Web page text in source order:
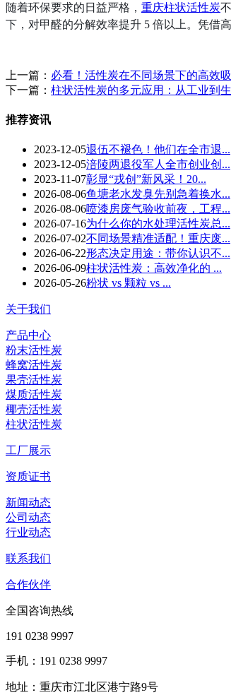
随着环保要求的日益严格， 重庆柱状活性炭
下，对甲醛的分解效率提升 5 倍以上。凭借
上一篇： 必看！活性炭在不同场景下的高效
下一篇： 柱状活性炭的多元应用：从工业到
推荐资讯
2023-12-05退伍不褪色！他们在全市退...
2023-12-05涪陵两退役军人全市创业创...
2023-11-07彰显“戎创”新风采！20...
2026-08-06鱼塘老水发臭先别急着换水...
2026-08-06喷漆房废气验收前夜，工程...
2026-07-16为什么你的水处理活性炭总...
2026-07-02不同场景精准适配！重庆废...
2026-06-22形态决定用途：带你认识不...
2026-06-09柱状活性炭：高效净化的 ...
2026-05-26粉状 vs 颗粒 vs ...
关于我们
产品中心
粉末活性炭
蜂窝活性炭
果壳活性炭
煤质活性炭
椰壳活性炭
柱状活性炭
工厂展示
资质证书
新闻动态
公司动态
行业动态
联系我们
合作伙伴
全国咨询热线
191 0238 9997
手机：191 0238 9997
地址：重庆市江北区港宁路9号